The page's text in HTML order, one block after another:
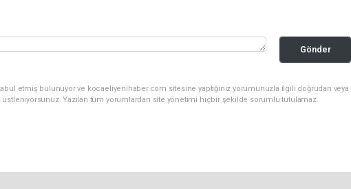
Gönder
etmiş bulunuyor ve kocaeliyenihaber.com sitesine yaptığınız yorumunuzla ilgili doğrudan veya
üstleniyorsunuz. Yazılan tüm yorumlardan site yönetimi hiçbir şekilde sorumlu tutulamaz.